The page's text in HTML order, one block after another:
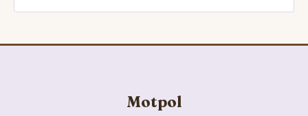
Motpol